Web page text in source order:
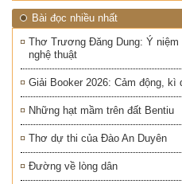
Bài đọc nhiều nhất
Thơ Trương Đăng Dung: Ý
nghệ thuật
Giải Booker 2026: Cảm động, kì
Những hạt mầm trên đất Bentiu
Thơ dự thi của Đào An Duyên
Đường về lòng dân